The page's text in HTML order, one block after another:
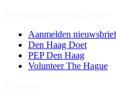
Aanmelden nieuwsbrief
Den Haag Doet
PEP Den Haag
Volunteer The Hague